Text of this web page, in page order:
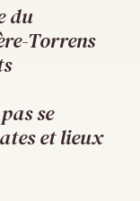
du
Torrens
se
et lieux